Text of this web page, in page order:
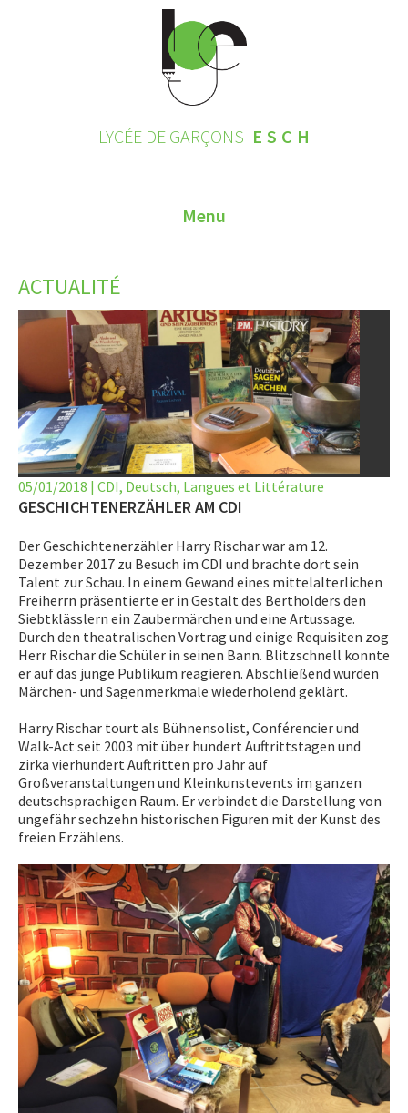
LYCÉE DE GARÇONS ESCH
Menu
CONTACT
INSCRIPTIONS 2026
LE LYCÉE
LET’S GO SCIENCE
ACTUALITÉ
AGENDA
ACTIVITÉS
SERVICES
APPRENTISSAGE
APPLIS
ACTUALITÉ
05/01/2018 | CDI, Deutsch, Langues et Littérature
GESCHICHTENERZÄHLER AM CDI
Der Geschichtenerzähler Harry Rischar war am 12.
Dezember 2017 zu Besuch im CDI und brachte dort sein
Talent zur Schau. In einem Gewand eines mittelalterlichen
Freiherrn präsentierte er in Gestalt des Bertholders den
Siebtklässlern ein Zaubermärchen und eine Artussage.
Durch den theatralischen Vortrag und einige Requisiten zog
Herr Rischar die Schüler in seinen Bann. Blitzschnell konnte
er auf das junge Publikum reagieren. Abschließend wurden
Märchen- und Sagenmerkmale wiederholend geklärt.
Harry Rischar tourt als Bühnensolist, Conférencier und
Walk-Act seit 2003 mit über hundert Auftrittstagen und
zirka vierhundert Auftritten pro Jahr auf
Großveranstaltungen und Kleinkunstevents im ganzen
deutschsprachigen Raum. Er verbindet die Darstellung von
ungefähr sechzehn historischen Figuren mit der Kunst des
freien Erzählens.